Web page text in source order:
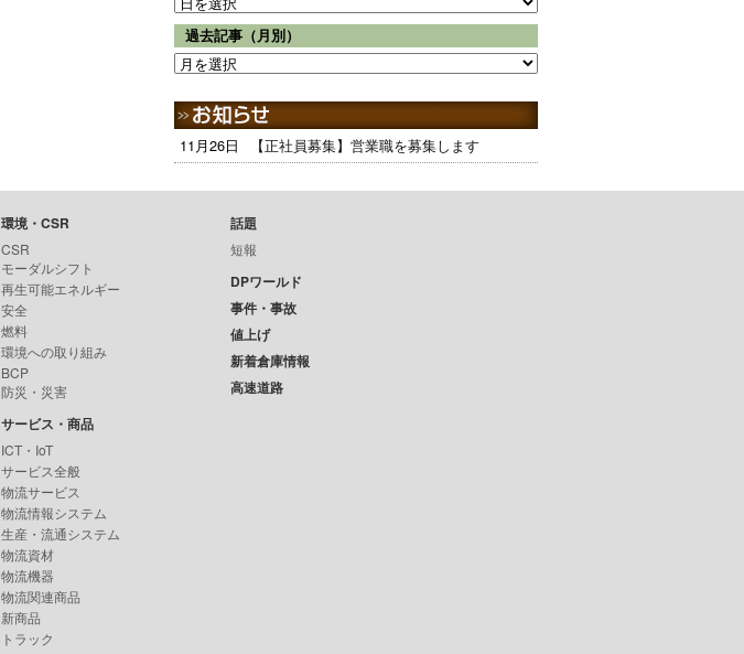
過去記事（月別）
11月26日 【正社員募集】営業職を募集します
環境・CSR
CSR
モーダルシフト
再生可能エネルギー
安全
燃料
環境への取り組み
BCP
防災・災害
サービス・商品
ICT・IoT
サービス全般
物流サービス
物流情報システム
生産・流通システム
物流資材
物流機器
物流関連商品
新商品
トラック
話題
短報
DPワールド
事件・事故
値上げ
新着倉庫情報
高速道路